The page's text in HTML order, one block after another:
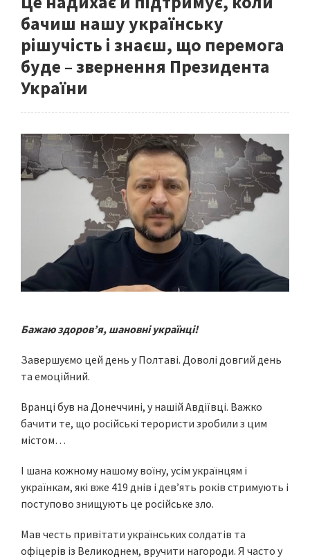
бачиш нашу українську
рішучість і знаєш, що перемога
буде – звернення Президента
України
Бажаю здоровʼя, шановні українці!
Завершуємо цей день у Полтаві. Доволі довгий день
та емоційний.
Вранці був на Донеччині, у нашій Авдіївці. Важко
бачити те, що російські терористи зробили з цим
містом…
І шана кожному нашому воїну, усім українцям і
українкам, які вже 419 днів і девʼять років стримують і
поступово знищують це російське зло.
Мав честь привітати українських солдатів та
офіцерів із Великоднем, вручити нагороди. Я часто у